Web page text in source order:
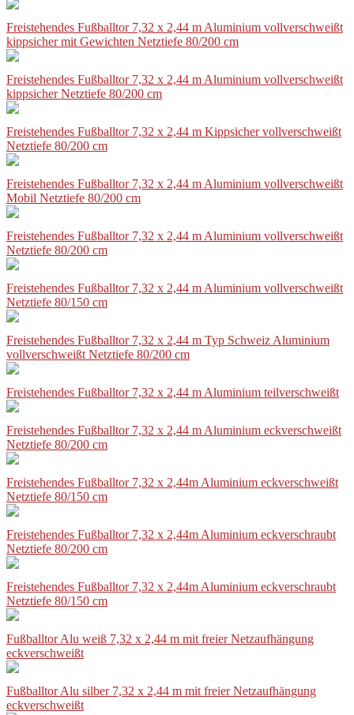
Freistehendes Fußballtor 7,32 x 2,44 m Aluminium vollverschweißt
kippsicher mit Gewichten Netztiefe 80/200 cm
Freistehendes Fußballtor 7,32 x 2,44 m Aluminium vollverschweißt
kippsicher Netztiefe 80/200 cm
Freistehendes Fußballtor 7,32 x 2,44 m Kippsicher vollverschweißt
Netztiefe 80/200 cm
Freistehendes Fußballtor 7,32 x 2,44 m Aluminium vollverschweißt
Mobil Netztiefe 80/200 cm
Freistehendes Fußballtor 7,32 x 2,44 m Aluminium vollverschweißt
Netztiefe 80/200 cm
Freistehendes Fußballtor 7,32 x 2,44 m Aluminium vollverschweißt
Netztiefe 80/150 cm
Freistehendes Fußballtor 7,32 x 2,44 m Typ Schweiz Aluminium
vollverschweißt Netztiefe 80/200 cm
Freistehendes Fußballtor 7,32 x 2,44 m Aluminium teilverschweißt
Freistehendes Fußballtor 7,32 x 2,44 m Aluminium eckverschweißt
Netztiefe 80/200 cm
Freistehendes Fußballtor 7,32 x 2,44m Aluminium eckverschweißt
Netztiefe 80/150 cm
Freistehendes Fußballtor 7,32 x 2,44m Aluminium eckverschraubt
Netztiefe 80/200 cm
Freistehendes Fußballtor 7,32 x 2,44m Aluminium eckverschraubt
Netztiefe 80/150 cm
Fußballtor Alu weiß 7,32 x 2,44 m mit freier Netzaufhängung
eckverschweißt
Fußballtor Alu silber 7,32 x 2,44 m mit freier Netzaufhängung
eckverschweißt